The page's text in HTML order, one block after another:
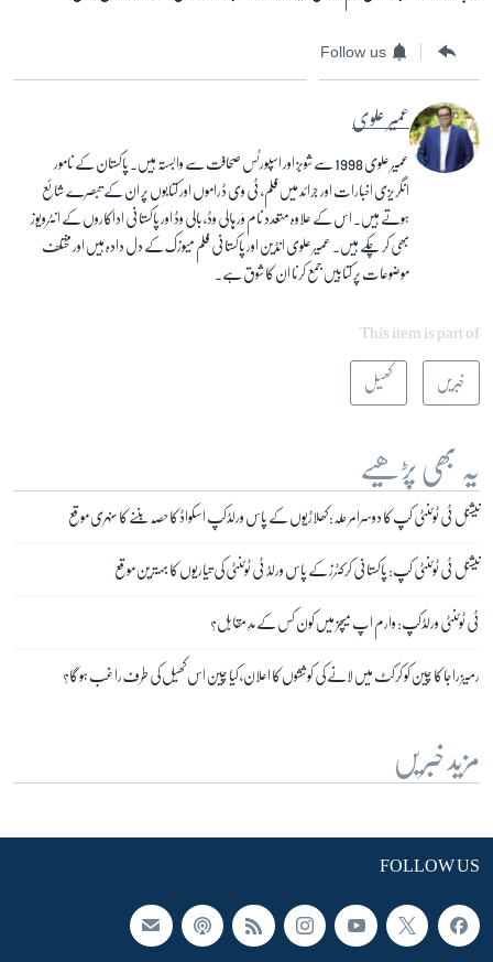
Follow us
عمیر علوی
عمیر علوی 1998 سے شوبز اور اسپورٹس صحافت سے وابستہ ہیں۔ پاکستان کے نامور
انگریزی اخبارات اور جرائد میں فلم، ٹی وی ڈراموں اور کتابوں پر ان کے تبصرے شائع
ہوتے ہیں۔ اس کے علاوہ متعدد نام وَر ہالی وڈ، بالی وڈ اور پاکستانی اداکاروں کے انٹرویوز
بھی کر چکے ہیں۔ عمیر علوی انڈین اور پاکستانی فلم میوزک کے دل دادہ ہیں اور مختلف
موضوعات پر کتابیں جمع کرنا ان کا شوق ہے۔
This item is part of
خبریں کھیل
یہ بھی پڑھیے
نیشنل ٹی ٹوئنٹی کپ کا دوسرا مرحلہ: کھلاڑیوں کے پاس ورلڈکپ اسکواڈ کا حصہ بننے کا سنہری موقع
نیشنل ٹی ٹوئنٹی کپ: پاکستانی کرکٹرز کے پاس ورلڈ ٹی ٹوئنٹی کی تیاریوں کا بہترین موقع
ٹی ٹوئنٹی ورلڈکپ: وارم اپ میچز میں کون کس کے مدِ مقابل؟
رمیز راجا کا چین کو کرکٹ میں لانے کی کوششوں کا اعلان، کیا چین اس کھیل کی طرف راغب ہو گا؟
مزید خبریں
FOLLOW US